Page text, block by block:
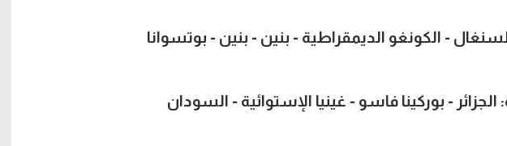
- الكونغو الديمقراطية - بنين - بنين - بوتسوانا
- بوركينا فاسو - غينيا الإستوائية - السودان